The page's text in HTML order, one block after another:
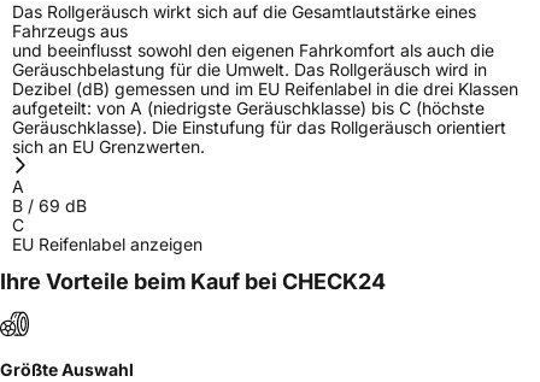
Das Rollgeräusch wirkt sich auf die Gesamtlautstärke eines
Fahrzeugs aus
und beeinflusst sowohl den eigenen Fahrkomfort als auch die
Geräuschbelastung für die Umwelt. Das Rollgeräusch wird in
Dezibel (dB) gemessen und im EU Reifenlabel in die drei Klassen
aufgeteilt: von A (niedrigste Geräuschklasse) bis C (höchste
Geräuschklasse). Die Einstufung für das Rollgeräusch orientiert
sich an EU Grenzwerten.
A
B / 69 dB
C
EU Reifenlabel anzeigen
Ihre Vorteile beim Kauf bei CHECK24
Größte Auswahl